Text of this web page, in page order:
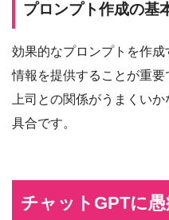
プロンプト作成の基
効果的なプロンプトを作
情報を提供することが重
上司との関係がうまくい
具合です。
チャットGPTに